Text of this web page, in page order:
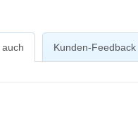
Kunden-Feedback